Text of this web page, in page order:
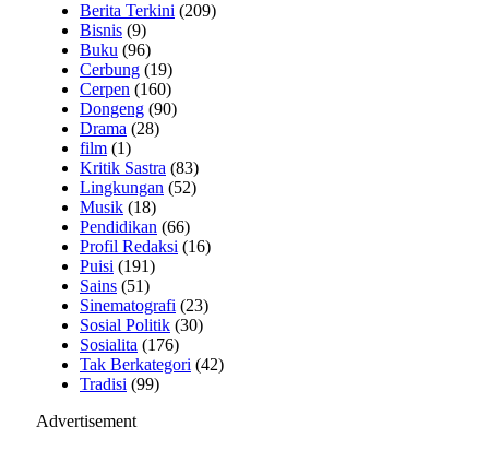
Berita Terkini (209)
Bisnis (9)
Buku (96)
Cerbung (19)
Cerpen (160)
Dongeng (90)
Drama (28)
film (1)
Kritik Sastra (83)
Lingkungan (52)
Musik (18)
Pendidikan (66)
Profil Redaksi (16)
Puisi (191)
Sains (51)
Sinematografi (23)
Sosial Politik (30)
Sosialita (176)
Tak Berkategori (42)
Tradisi (99)
Advertisement